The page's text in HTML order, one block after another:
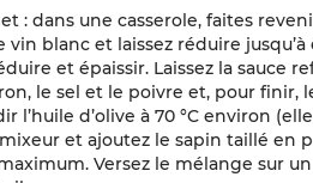
: dans une casserole, faites
vin blanc et laissez réduire
et épaissir. Laissez la sauce
le sel et le poivre et, pour finir,
l’huile d’olive à 70 °C environ
et ajoutez le sapin taillé en
Versez le mélange sur